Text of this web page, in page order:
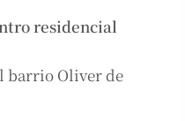
residencial
barrio Oliver de